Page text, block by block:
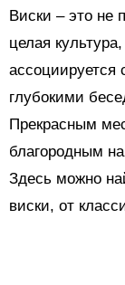
Виски – это не
целая
глубокими
Прекрасным
благородным
Здесь можно
виски, от